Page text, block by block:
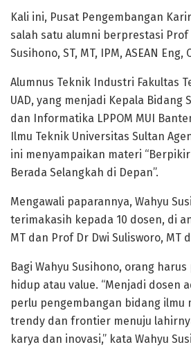
Kali ini, Pusat Pengembangan
salah satu alumni berprestasi Prof
Susihono, ST, MT, IPM, ASEAN Eng,
Alumnus Teknik Industri Fakultas
UAD, yang menjadi Kepala Bidang
dan Informatika LPPOM MUI
Ilmu Teknik Universitas Sultan
ini menyampaikan materi
Berada Selangkah di Depan”.
Mengawali paparannya, Wahyu
terimakasih kepada 10 dosen, di
MT dan Prof Dr Dwi Sulisworo, MT
Bagi Wahyu Susihono, orang
hidup atau value. “Menjadi dosen
perlu pengembangan bidang ilmu
trendy dan frontier menuju
karya dan inovasi,” kata Wahyu